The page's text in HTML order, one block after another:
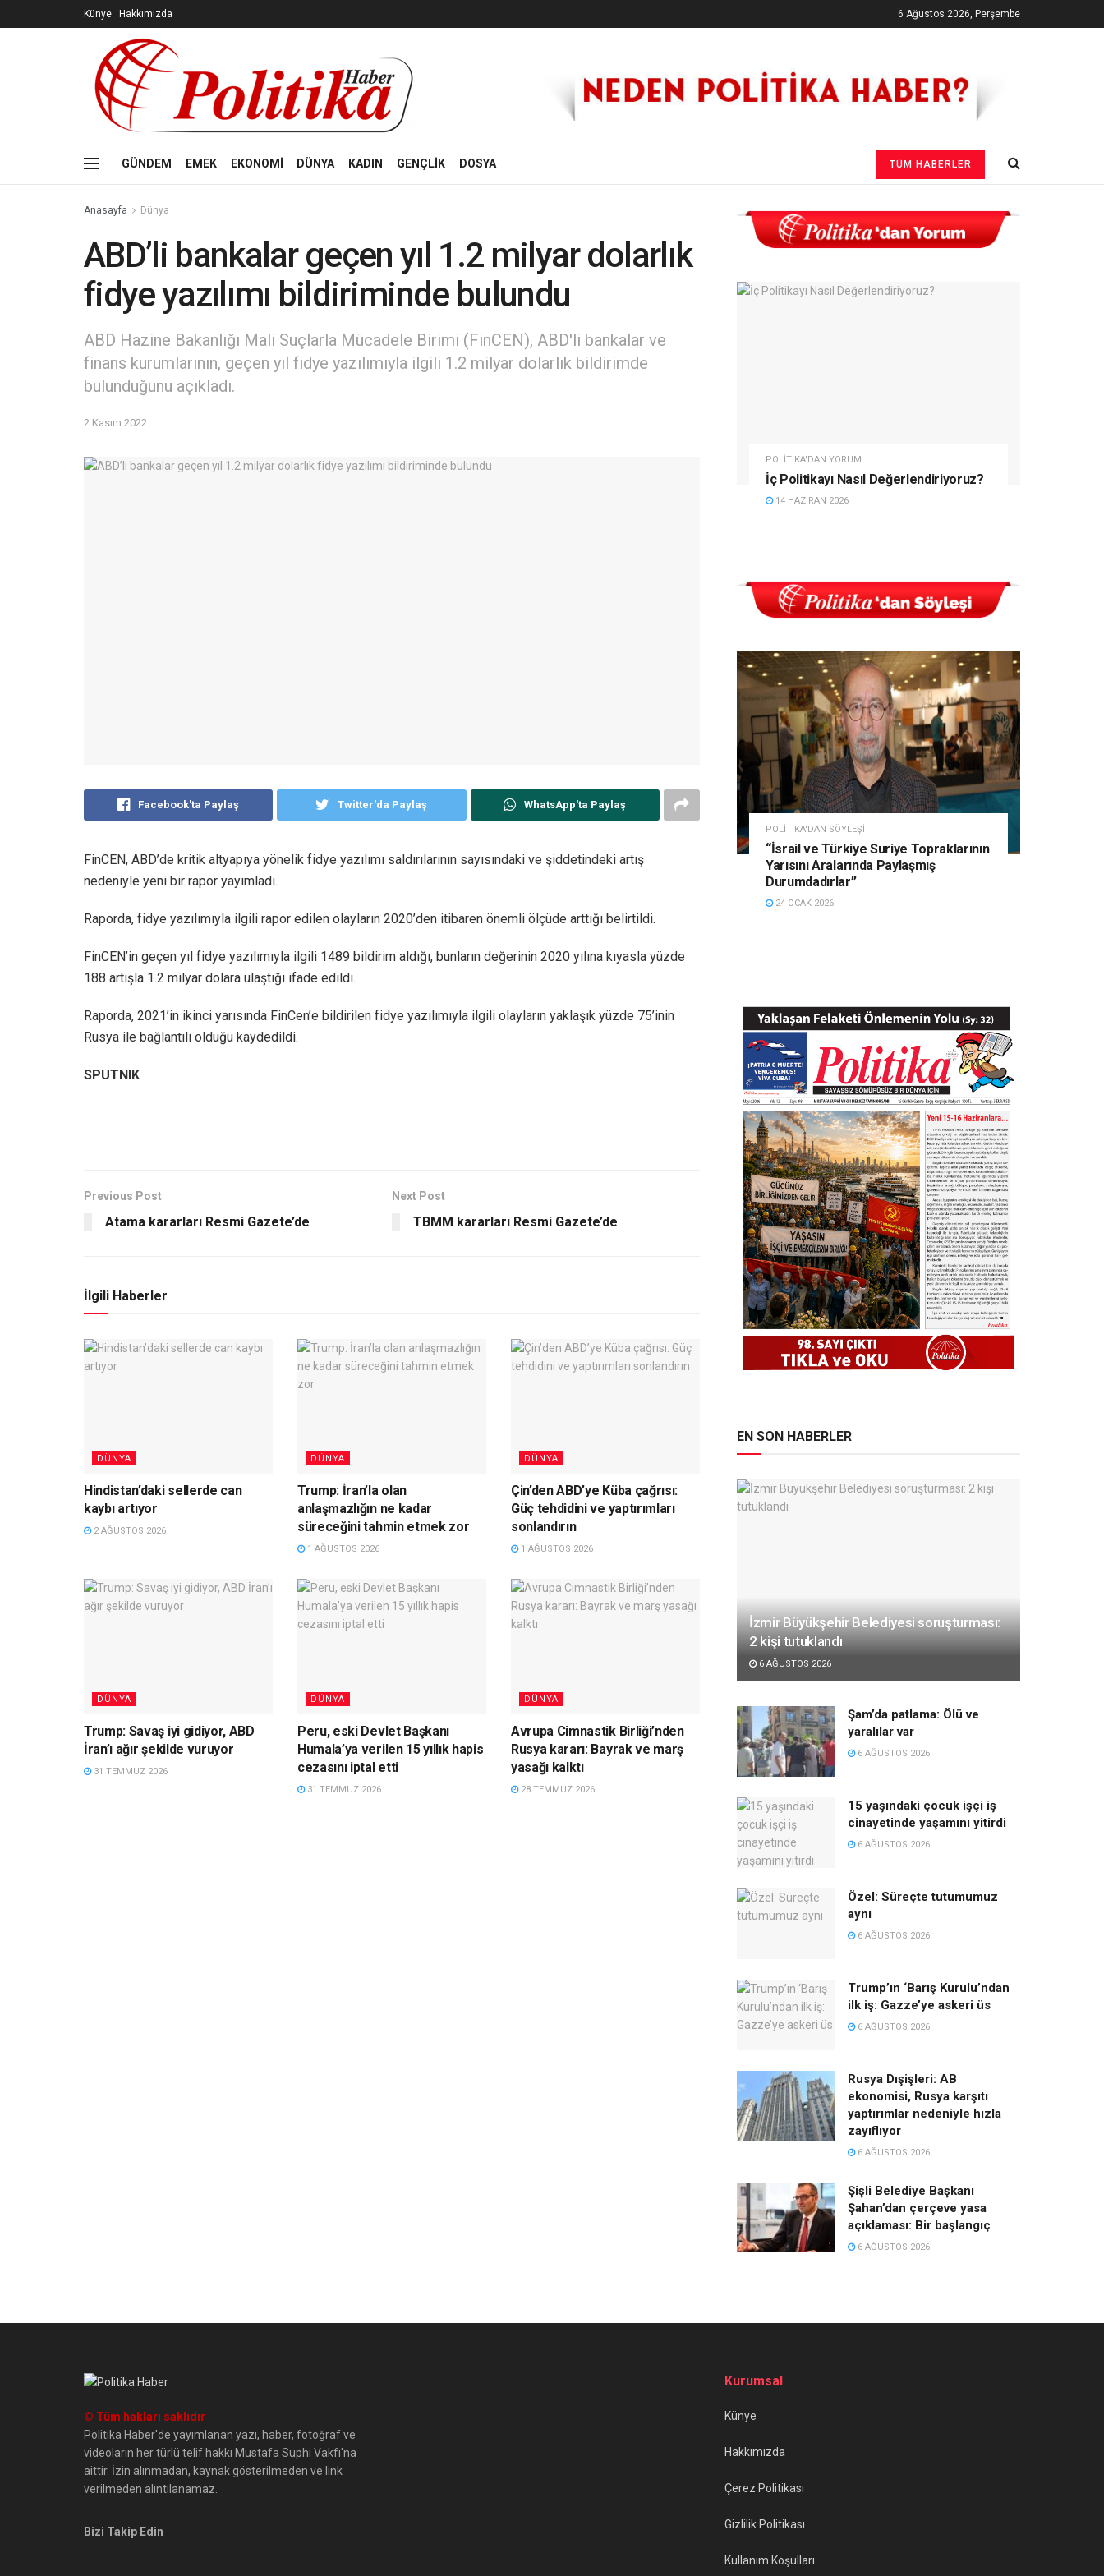
Künye Hakkımızda 6 Ağustos 2026, Perşembe
GÜNDEM EMEK EKONOMİ DÜNYA KADIN GENÇLİK DOSYA TÜM HABERLER
Anasayfa Dünya
ABD’li bankalar geçen yıl 1.2 milyar dolarlık
fidye yazılımı bildiriminde bulundu
ABD Hazine Bakanlığı Mali Suçlarla Mücadele Birimi (FinCEN), ABD'li bankalar ve
finans kurumlarının, geçen yıl fidye yazılımıyla ilgili 1.2 milyar dolarlık bildirimde
bulunduğunu açıkladı.
2 Kasım 2022
Facebook'ta Paylaş Twitter'da Paylaş WhatsApp'ta Paylaş
FinCEN, ABD’de kritik altyapıya yönelik fidye yazılımı saldırılarının sayısındaki ve şiddetindeki artış
nedeniyle yeni bir rapor yayımladı.
Raporda, fidye yazılımıyla ilgili rapor edilen olayların 2020’den itibaren önemli ölçüde arttığı belirtildi.
FinCEN’in geçen yıl fidye yazılımıyla ilgili 1489 bildirim aldığı, bunların değerinin 2020 yılına kıyasla yüzde
188 artışla 1.2 milyar dolara ulaştığı ifade edildi.
Raporda, 2021’in ikinci yarısında FinCen’e bildirilen fidye yazılımıyla ilgili olayların yaklaşık yüzde 75’inin
Rusya ile bağlantılı olduğu kaydedildi.
SPUTNIK
Previous Post
Atama kararları Resmi Gazete’de
Next Post
TBMM kararları Resmi Gazete’de
İlgili Haberler
DÜNYA
Hindistan’daki sellerde can
kaybı artıyor
2 AĞUSTOS 2026
DÜNYA
Trump: İran’la olan
anlaşmazlığın ne kadar
süreceğini tahmin etmek zor
1 AĞUSTOS 2026
DÜNYA
Çin’den ABD’ye Küba çağrısı:
Güç tehdidini ve yaptırımları
sonlandırın
1 AĞUSTOS 2026
DÜNYA
Trump: Savaş iyi gidiyor, ABD
İran’ı ağır şekilde vuruyor
31 TEMMUZ 2026
DÜNYA
Peru, eski Devlet Başkanı
Humala’ya verilen 15 yıllık hapis
cezasını iptal etti
31 TEMMUZ 2026
DÜNYA
Avrupa Cimnastik Birliği’nden
Rusya kararı: Bayrak ve marş
yasağı kalktı
28 TEMMUZ 2026
POLITIKA'DAN YORUM
İç Politikayı Nasıl Değerlendiriyoruz?
14 HAZIRAN 2026
POLITIKA'DAN SÖYLEŞI
“İsrail ve Türkiye Suriye Topraklarının
Yarısını Aralarında Paylaşmış
Durumdadırlar”
24 OCAK 2026
EN SON HABERLER
İzmir Büyükşehir Belediyesi soruşturması:
2 kişi tutuklandı
6 AĞUSTOS 2026
Şam’da patlama: Ölü ve
yaralılar var
6 AĞUSTOS 2026
15 yaşındaki çocuk işçi iş
cinayetinde yaşamını yitirdi
6 AĞUSTOS 2026
Özel: Süreçte tutumumuz
aynı
6 AĞUSTOS 2026
Trump’ın ‘Barış Kurulu’ndan
ilk iş: Gazze’ye askeri üs
6 AĞUSTOS 2026
Rusya Dışişleri: AB
ekonomisi, Rusya karşıtı
yaptırımlar nedeniyle hızla
zayıflıyor
6 AĞUSTOS 2026
Şişli Belediye Başkanı
Şahan’dan çerçeve yasa
açıklaması: Bir başlangıç
6 AĞUSTOS 2026
© Tüm hakları saklıdır
Politika Haber'de yayımlanan yazı, haber, fotoğraf ve
videoların her türlü telif hakkı Mustafa Suphi Vakfı'na
aittir. İzin alınmadan, kaynak gösterilmeden ve link
verilmeden alıntılanamaz.
Bizi Takip Edin
Kurumsal
Künye
Hakkımızda
Çerez Politikası
Gizlilik Politikası
Kullanım Koşulları